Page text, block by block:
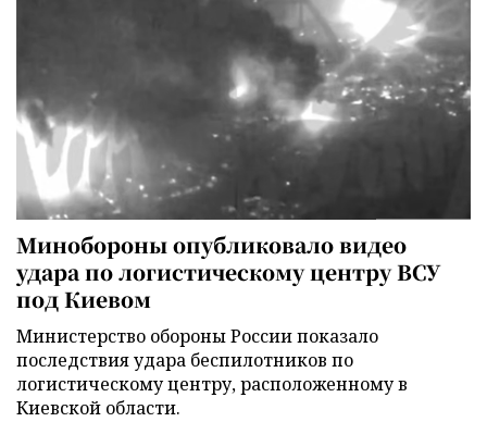
Минобороны опубликовало видео
удара по логистическому центру ВСУ
под Киевом
Министерство обороны России показало
последствия удара беспилотников по
логистическому центру, расположенному в
Киевской области.